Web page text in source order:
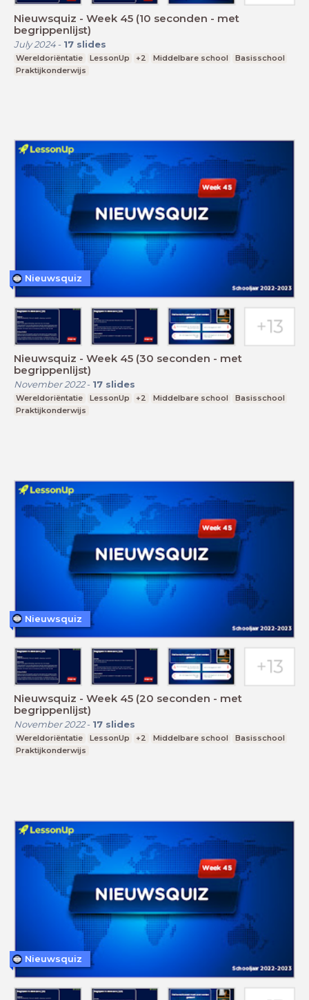
Nieuwsquiz - Week 45 (10 seconden - met
begrippenlijst)
July 2024- 17 slides
Wereldoriëntatie LessonUp +2 Middelbare school
Basisschool
Praktijkonderwijs
Nieuwsquiz - Week 45 (30 seconden - met
begrippenlijst)
November 2022- 17 slides
Wereldoriëntatie LessonUp +2 Middelbare school
Basisschool
Praktijkonderwijs
Nieuwsquiz
Nieuwsquiz - Week 45 (20 seconden - met
begrippenlijst)
November 2022- 17 slides
Wereldoriëntatie LessonUp +2 Middelbare school
Basisschool
Praktijkonderwijs
Nieuwsquiz
Nieuwsquiz